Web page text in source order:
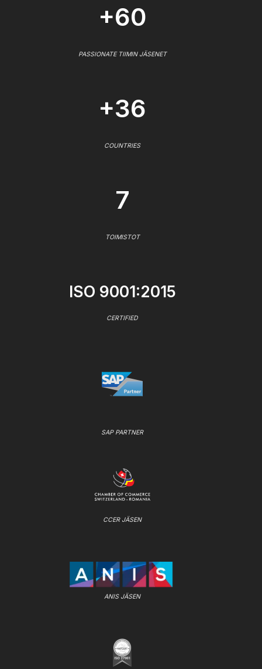
+60
PASSIONATE TIIMIN JÄSENET
+36
COUNTRIES
7
TOIMISTOT
ISO 9001:2015
CERTIFIED
SAP PARTNER
CCER JÄSEN
ANIS JÄSEN